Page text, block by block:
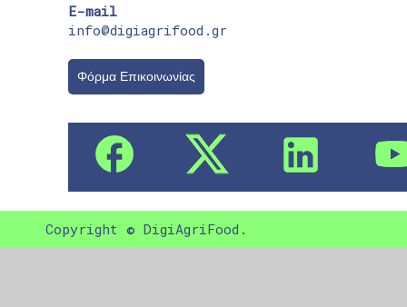
E-mail
info@digiagrifood.gr
Φόρμα Επικοινωνίας
Copyright © DigiAgriFood.